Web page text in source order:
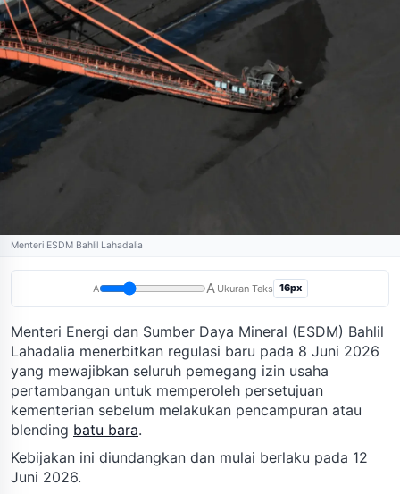
Menteri ESDM Bahlil Lahadalia
A A Ukuran Teks 16px
Menteri Energi dan Sumber Daya Mineral (ESDM) Bahlil
Lahadalia menerbitkan regulasi baru pada 8 Juni 2026
yang mewajibkan seluruh pemegang izin usaha
pertambangan untuk memperoleh persetujuan
kementerian sebelum melakukan pencampuran atau
blending batu bara.
Kebijakan ini diundangkan dan mulai berlaku pada 12
Juni 2026.